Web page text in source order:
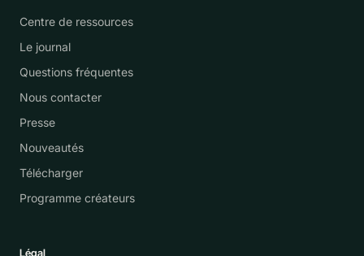
Centre de ressources
Le journal
Questions fréquentes
Nous contacter
Presse
Nouveautés
Télécharger
Programme créateurs
Légal